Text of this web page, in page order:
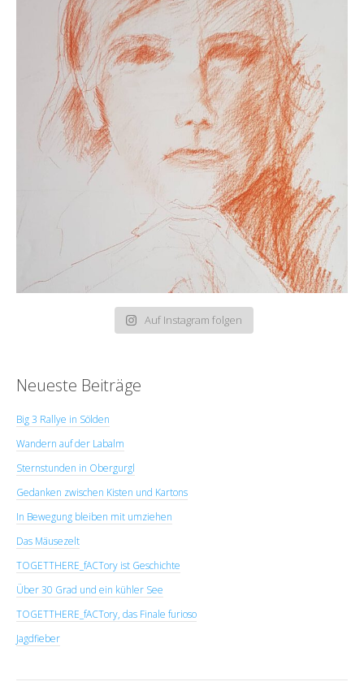
Auf Instagram folgen
Neueste Beiträge
Big 3 Rallye in Sölden
Wandern auf der Labalm
Sternstunden in Obergurgl
Gedanken zwischen Kisten und Kartons
In Bewegung bleiben mit umziehen
Das Mäusezelt
TOGETTHERE_fACTory ist Geschichte
Über 30 Grad und ein kühler See
TOGETTHERE_fACTory, das Finale furioso
Jagdfieber